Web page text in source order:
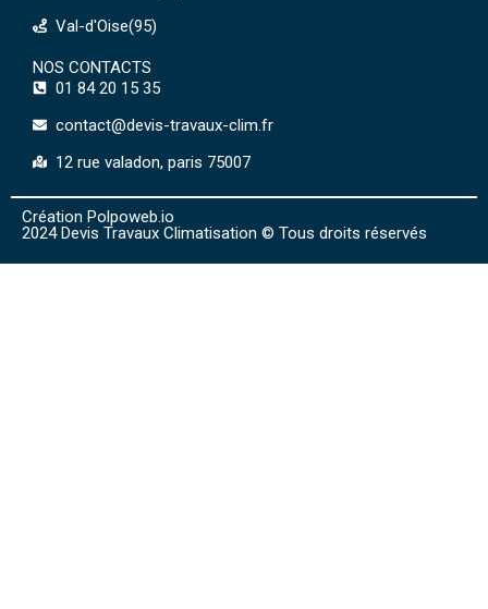
Val-d'Oise(95)
NOS CONTACTS
01 84 20 15 35
contact@devis-travaux-clim.fr
12 rue valadon, paris 75007
Création Polpoweb.io
2024 Devis Travaux Climatisation © Tous droits réservés